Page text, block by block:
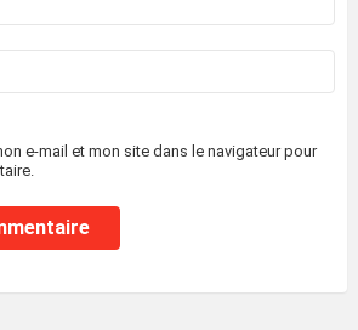
e-mail et mon site dans le navigateur pour